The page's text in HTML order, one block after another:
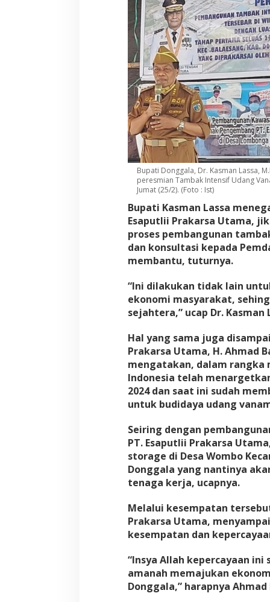
Bupati Donggala, Dr. Kasman Lassa,
peresmian Tambak Intensif Udang
Jumat (25/2). (Foto : Ist)
Bupati Kasman Lassa
Esaputlii Prakarsa Utama,
proses pembangunan
dan konsultasi kepada
membantu, tuturnya.
“Ini dilakukan tidak lain
ekonomi masyarakat,
sejahtera,” ucap Dr. Kasman
Hal yang sama juga
Prakarsa Utama, H. Ahmad
mengatakan, dalam rangka
Indonesia telah
2024 dan saat ini sudah
untuk budidaya udang
Seiring dengan
PT. Esaputlii Prakarsa
storage di Desa Wombo
Donggala yang nantinya
tenaga kerja, ucapnya.
Melalui kesempatan
Prakarsa Utama,
kesempatan dan
“Insya Allah kepercayaan ini
amanah memajukan
Donggala,” harapnya